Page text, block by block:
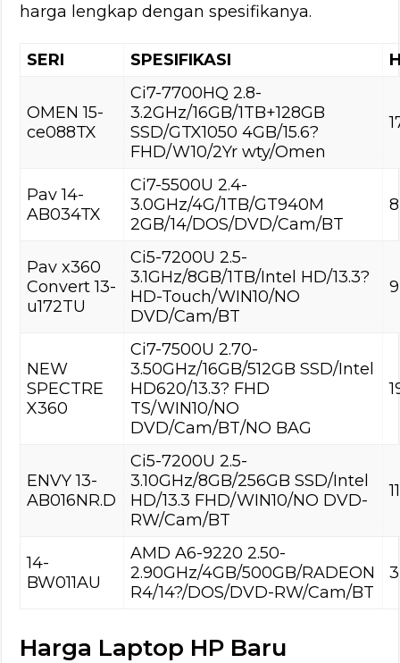
harga lengkap dengan spesifikanya.
SERI SPESIFIKASI
OMEN 15-
ce088TX
Ci7-7700HQ 2.8-
3.2GHz/16GB/1TB+128GB
SSD/GTX1050 4GB/15.6?
FHD/W10/2Yr wty/Omen
Pav 14-
AB034TX
Ci7-5500U 2.4-
3.0GHz/4G/1TB/GT940M
2GB/14/DOS/DVD/Cam/BT
Pav x360
Convert 13-
u172TU
Ci5-7200U 2.5-
3.1GHz/8GB/1TB/Intel HD/13.3?
HD-Touch/WIN10/NO
DVD/Cam/BT
NEW
SPECTRE
X360
Ci7-7500U 2.70-
3.50GHz/16GB/512GB SSD/Intel
HD620/13.3? FHD
TS/WIN10/NO
DVD/Cam/BT/NO BAG
ENVY 13-
AB016NR.D
Ci5-7200U 2.5-
3.10GHz/8GB/256GB SSD/Intel
HD/13.3 FHD/WIN10/NO DVD-
RW/Cam/BT
14-
BW011AU
AMD A6-9220 2.50-
2.90GHz/4GB/500GB/RADEON
R4/14?/DOS/DVD-RW/Cam/BT
Harga Laptop HP Baru